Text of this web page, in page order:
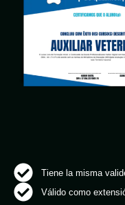
Tiene la misma
Válido como